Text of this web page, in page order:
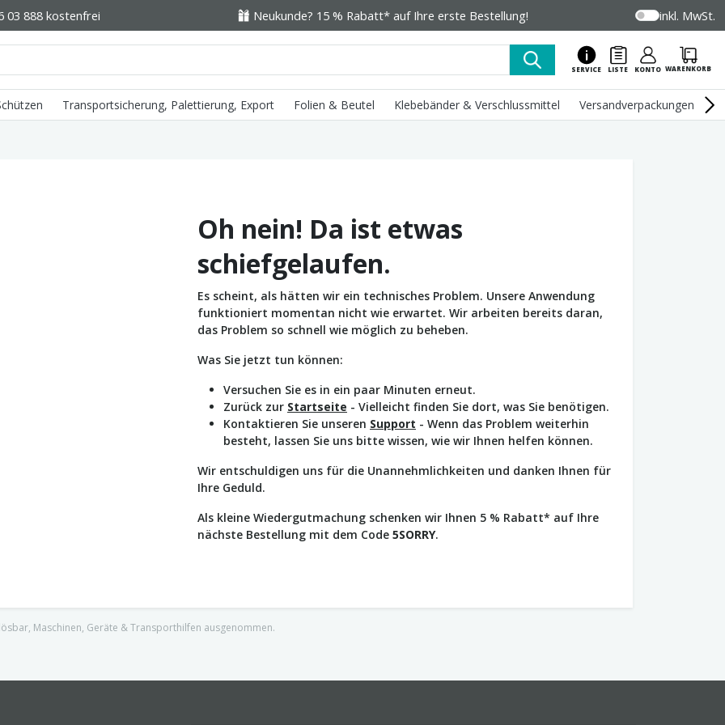
03 888 kostenfrei Neukunde? 15 % Rabatt* auf Ihre erste Bestellung! inkl. MwSt.
SERVICE LISTE KONTO WARENKORB
Transportsicherung, Palettierung, Export Folien & Beutel Klebebänder & Verschlussmittel Versandverpackungen
Oh nein! Da ist etwas
schiefgelaufen.
Es scheint, als hätten wir ein technisches Problem. Unsere Anwendung
funktioniert momentan nicht wie erwartet. Wir arbeiten bereits daran,
das Problem so schnell wie möglich zu beheben.
Was Sie jetzt tun können:
Versuchen Sie es in ein paar Minuten erneut.
Zurück zur Startseite - Vielleicht finden Sie dort, was Sie benötigen.
Kontaktieren Sie unseren Support - Wenn das Problem weiterhin
besteht, lassen Sie uns bitte wissen, wie wir Ihnen helfen können.
Wir entschuldigen uns für die Unannehmlichkeiten und danken Ihnen für
Ihre Geduld.
Als kleine Wiedergutmachung schenken wir Ihnen 5 % Rabatt* auf Ihre
nächste Bestellung mit dem Code 5SORRY.
Maschinen, Geräte & Transporthilfen ausgenommen.